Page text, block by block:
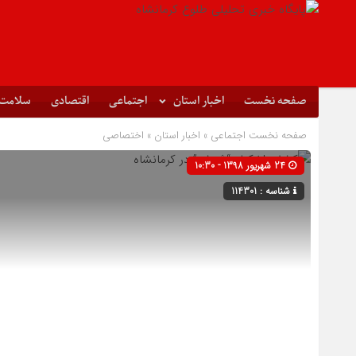
صفحه نخست اخبار استان اجتماعی اقتصادی
صفحه نخست اجتماعی » اخبار استان » اختصاصی
شناسه : 114301